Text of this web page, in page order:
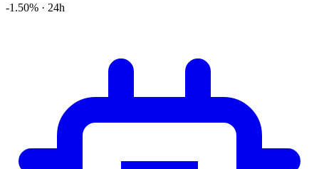
-1.50% · 24h